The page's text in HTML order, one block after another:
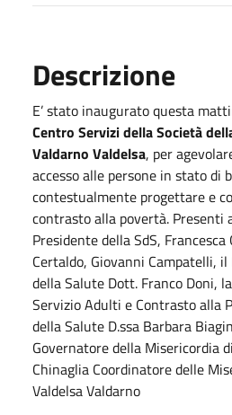
Descrizione
E’ stato inaugurato questa
Centro Servizi della Società
Valdarno Valdelsa, per
accesso alle persone in stato di
contestualmente progettare e
contrasto alla povertà. Presenti
Presidente della SdS,
Certaldo, Giovanni Campatelli,
della Salute Dott. Franco Doni,
Servizio Adulti e Contrasto alla
della Salute D.ssa Barbara
Governatore della Misericordia
Chinaglia Coordinatore delle
Valdelsa Valdarno